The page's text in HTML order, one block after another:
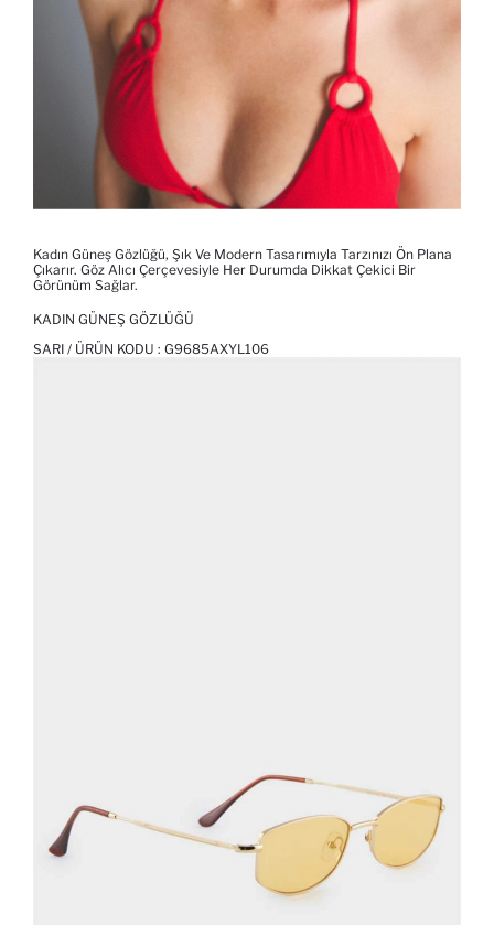
Kadın Güneş Gözlüğü, Şık Ve Modern Tasarımıyla Tarzınızı Ön Plana
Çıkarır. Göz Alıcı Çerçevesiyle Her Durumda Dikkat Çekici Bir
Görünüm Sağlar.
KADIN GÜNEŞ GÖZLÜĞÜ
SARI / ÜRÜN KODU : G9685AXYL106